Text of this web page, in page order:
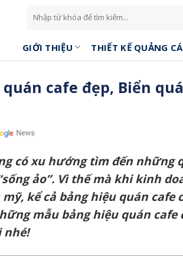
GIỚI THIỆU THIẾT KẾ QUẢNG
cafe đẹp, Biển
có xu hướng tìm đến những
ảo”. Vì thế mà khi kinh
kể cả bảng hiệu quán cafe
mẫu bảng hiệu quán
nhé!